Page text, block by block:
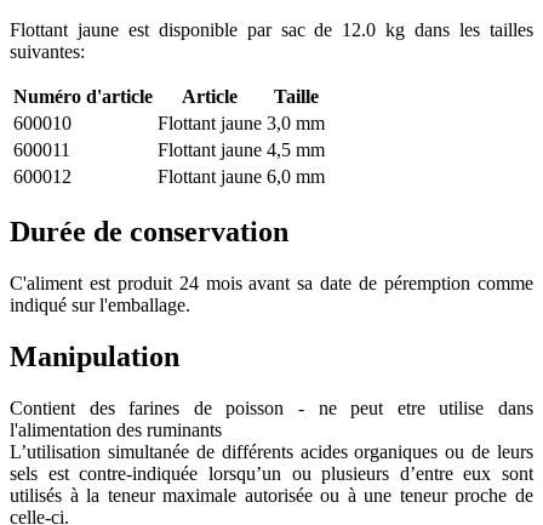
Flottant jaune est disponible par sac de 12.0 kg dans les tailles
suivantes:
Numéro d'article Article
Taille
600010
Flottant jaune 3,0 mm
600011
Flottant jaune 4,5 mm
600012
Flottant jaune 6,0 mm
Durée de conservation
C'aliment est produit 24 mois avant sa date de péremption comme
indiqué sur l'emballage.
Manipulation
Contient des farines de poisson - ne peut etre utilise dans
l'alimentation des ruminants
L’utilisation simultanée de différents acides organiques ou de leurs
sels est contre-indiquée lorsqu’un ou plusieurs d’entre eux sont
utilisés à la teneur maximale autorisée ou à une teneur proche de
celle-ci.